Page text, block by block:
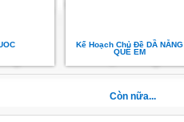
tranh, gt
Kế Hoạch Chủ Đề DẦ NẴNG
QUÊ EM
Còn nữa...